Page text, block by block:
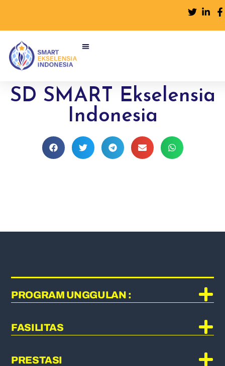
SD SMART Ekselensia
Indonesia
PROGRAM UNGGULAN :
FASILITAS
PRESTASI